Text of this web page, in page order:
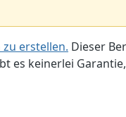
erstellen. Dieser
es keinerlei